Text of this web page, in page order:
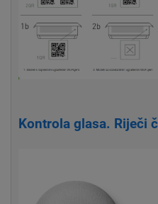
Kontrola glasa. Riječi